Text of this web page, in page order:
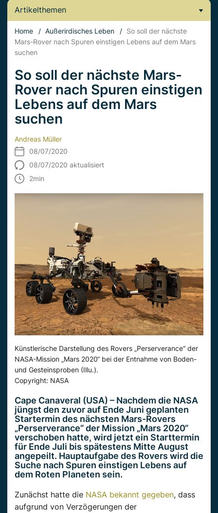
Artikelthemen
Home / Außerirdisches Leben / So soll der nächste
Mars-Rover nach Spuren einstigen Lebens auf dem Mars
suchen
So soll der nächste Mars-
Rover nach Spuren einstigen
Lebens auf dem Mars
suchen
Andreas Müller
08/07/2020
08/07/2020 aktualisiert
2min
Künstlerische Darstellung des Rovers „Perserverance“ der
NASA-Mission „Mars 2020“ bei der Entnahme von Boden-
und Gesteinsproben (Illu.).
Copyright: NASA
Cape Canaveral (USA) – Nachdem die NASA
jüngst den zuvor auf Ende Juni geplanten
Startermin des nächsten Mars-Rovers
„Perserverance“ der Mission „Mars 2020“
verschoben hatte, wird jetzt ein Starttermin
für Ende Juli bis spätestens Mitte August
angepeilt. Hauptaufgabe des Rovers wird die
Suche nach Spuren einstigen Lebens auf
dem Roten Planeten sein.
Zunächst hatte die NASA bekannt gegeben, dass
aufgrund von Verzögerungen der